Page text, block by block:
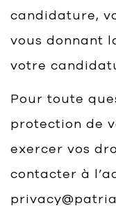
candidature,
vous donnant
votre
Pour toute
protection de
exercer vos
contacter à